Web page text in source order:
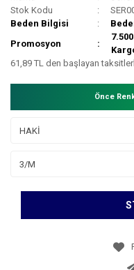
Stok Kodu
Beden Bilgisi
Promosyon
61,89 TL den başlayan
Önce